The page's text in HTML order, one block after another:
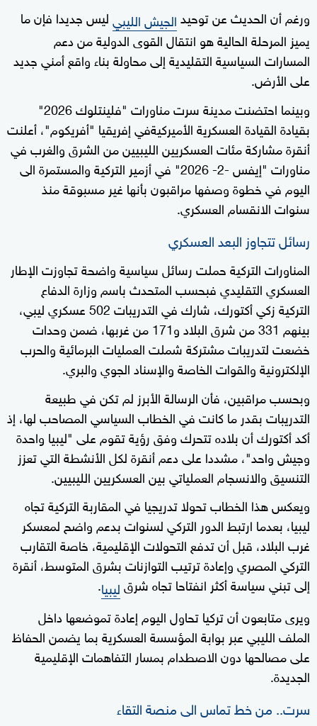
ورغم أن الحديث عن توحيدالجيش الليبيليس جديدا فإن ما
يميز المرحلة الحالية هو انتقال القوى الدولية من دعم
المسارات السياسية التقليدية إلى محاولة بناء واقع أمني جديد
على الأرض.
وبينما احتضنت مدينة سرت مناورات "فلينتلوك 2026"
بقيادة القيادة العسكرية الأميركيةفي إفريقيا "أفريكوم"، أعلنت
أنقرة مشاركة مئات العسكريين الليبيين من الشرق والغرب في
مناورات "إيفس -2- 2026" في أزمير التركية والمستمرة الى
اليوم في خطوة وصفها مراقبون بأنها غير مسبوقة منذ
سنوات الانقسام العسكري.
رسائل تتجاوز البعد العسكري
المناورات التركية حملت رسائل سياسية واضحة تجاوزت الإطار
العسكري التقليدي فبحسب المتحدث باسم وزارة الدفاع
التركية زكي أكتورك، شارك في التدريبات 502 عسكري ليبي،
بينهم 331 من شرق البلاد و171 من غربها، ضمن وحدات
خضعت لتدريبات مشتركة شملت العمليات البرمائية والحرب
الإلكترونية والقوات الخاصة والإسناد الجوي والبري.
وبحسب مراقبين، فأن الرسالة الأبرز لم تكن في طبيعة
التدريبات بقدر ما كانت في الخطاب السياسي المصاحب لها، إذ
أكد أكتورك أن بلاده تتحرك وفق رؤية تقوم على "ليبيا واحدة
وجيش واحد"، مشددا على دعم أنقرة لكل الأنشطة التي تعزز
التنسيق والانسجام العملياتي بين العسكريين الليبيين.
ويعكس هذا الخطاب تحولا تدريجيا في المقاربة التركية تجاه
ليبيا، بعدما ارتبط الدور التركي لسنوات بدعم واضح لمعسكر
غرب البلاد، قبل أن تدفع التحولات الإقليمية، خاصة التقارب
التركي المصري وإعادة ترتيب التوازنات بشرق المتوسط، أنقرة
إلى تبني سياسة أكثر انفتاحا تجاه شرقليبيا.
ويرى متابعون أن تركيا تحاول اليوم إعادة تموضعها داخل
الملف الليبي عبر بوابة المؤسسة العسكرية بما يضمن الحفاظ
على مصالحها دون الاصطدام بمسار التفاهمات الإقليمية
الجديدة.
سرت.. من خط تماس الى منصة التقاء